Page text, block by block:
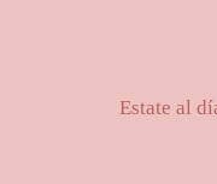
Estate al